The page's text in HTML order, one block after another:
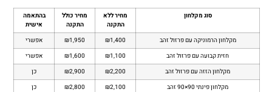
סוג מקלחון
מחיר ללא
התקנה
מחיר כולל
התקנה
בהתאמה
אישית
מקלחון הרמוניקה עם פרזול זהב
₪1,400
₪1,950
אפשרי
חזית קבועה עם פרזול זהב
₪1,100
₪1,600
אפשרי
מקלחון הזזה עם פרזול זהב
₪2,200
₪2,900
מקלחון פינתי 90×90 זהב
₪2,100
₪2,800